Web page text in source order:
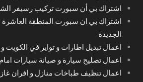
اشتراك بي أن سبورت تركيب رسيفر
الجديدة
اعمال تبديل اطارات و تواير في الكويت و
اعمال تصليح سيارة و صيانة سيارات
اعمال تنظيف طباخات منازل و افران